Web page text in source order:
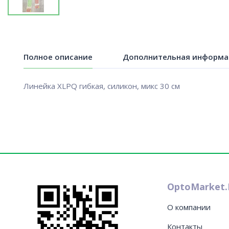
Полное описание Дополнительная
Линейка XLPQ гибкая, силикон, микс 30 см
О компании
Контакты